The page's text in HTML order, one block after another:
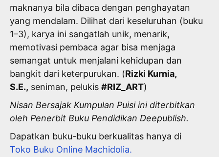
maknanya bila dibaca dengan penghayatan
yang mendalam. Dilihat dari keseluruhan (buku
1–3), karya ini sangatlah unik, menarik,
memotivasi pembaca agar bisa menjaga
semangat untuk menjalani kehidupan dan
bangkit dari keterpurukan. (Rizki Kurnia,
S.E., seniman, pelukis #RIZ_ART)
Nisan Bersajak Kumpulan Puisi ini diterbitkan
oleh Penerbit Buku Pendidikan Deepublish.
Dapatkan buku-buku berkualitas hanya di
Toko Buku Online Machidolia.